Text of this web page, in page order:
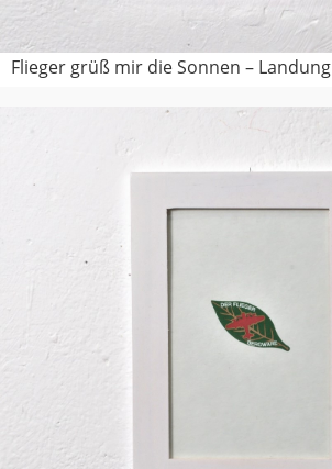
Flieger grüß mir die Sonnen – Landung